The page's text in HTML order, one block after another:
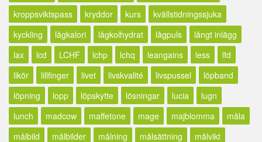
kroppsviktspass
kryddor kurs
kvällstidningssjuka
kyckling
lågkalori lågkolhydrat lågpuls
långt inlägg
lax
lcd LCHF lchp lchq leangains less
lfd
likör
lillfinger livet livskvalité livspussel
löpband
löpning
lopp löpskytte lösningar lucia
lugn
lunch
madcow maffetone mage majblomma
måla
målbild
målbilder målning målsättning
målvikt